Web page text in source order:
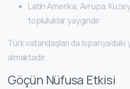
Latin Amerika, Avrupa,
topluluklar yaygındır
Türk vatandaşları da
almaktadır.
Göçün Nüfusa Etkisi